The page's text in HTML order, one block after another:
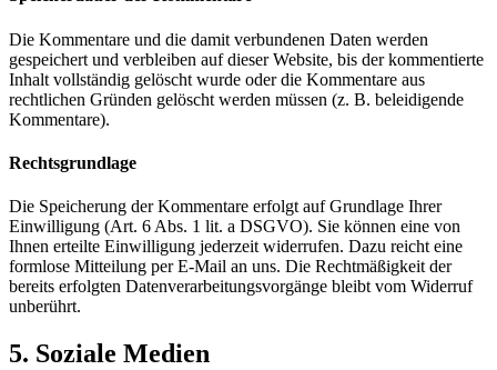
Die Kommentare und die damit verbundenen Daten werden
gespeichert und verbleiben auf dieser Website, bis der kommentierte
Inhalt vollständig gelöscht wurde oder die Kommentare aus
rechtlichen Gründen gelöscht werden müssen (z. B. beleidigende
Kommentare).
Rechtsgrundlage
Die Speicherung der Kommentare erfolgt auf Grundlage Ihrer
Einwilligung (Art. 6 Abs. 1 lit. a DSGVO). Sie können eine von
Ihnen erteilte Einwilligung jederzeit widerrufen. Dazu reicht eine
formlose Mitteilung per E-Mail an uns. Die Rechtmäßigkeit der
bereits erfolgten Datenverarbeitungsvorgänge bleibt vom Widerruf
unberührt.
5. Soziale Medien